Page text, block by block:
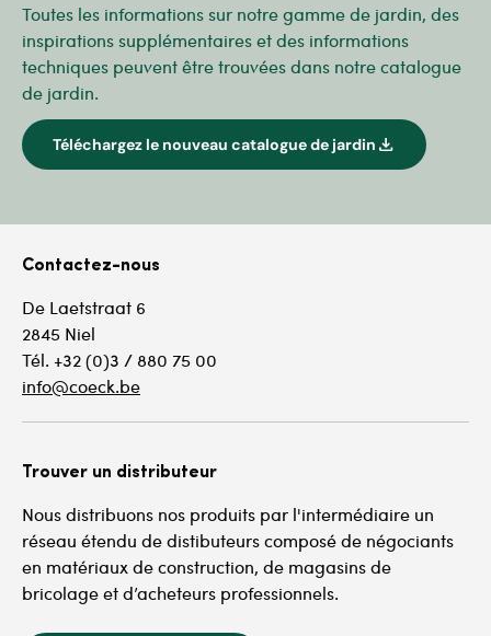
Toutes les informations sur notre gamme de jardin, des
inspirations supplémentaires et des informations
techniques peuvent être trouvées dans notre catalogue
de jardin.
Téléchargez le nouveau catalogue de jardin download
Contactez-nous
De Laetstraat 6
2845 Niel
Tél. +32 (0)3 / 880 75 00
info@coeck.be
Trouver un distributeur
Nous distribuons nos produits par l'intermédiaire un
réseau étendu de distibuteurs composé de négociants
en matériaux de construction, de magasins de
bricolage et d’acheteurs professionnels.